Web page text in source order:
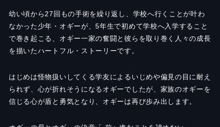
幼い頃から27回もの手術を繰り返し、学校へ行くことが叶わ
なかった少年・オギーが、5年生で初めて学校へ入学すること
で巻き起こる、オギー一家の奮闘と彼らを取り巻く人々の成長
を描いたハートフル・ストーリーです。
はじめは怪物扱いしてくる学友によるいじめや偏見の目に耐え
られず、心が折れそうになるオギーでしたが、家族のオギーを
信じる心が盾と勇気となり、オギーは再び歩み出します。